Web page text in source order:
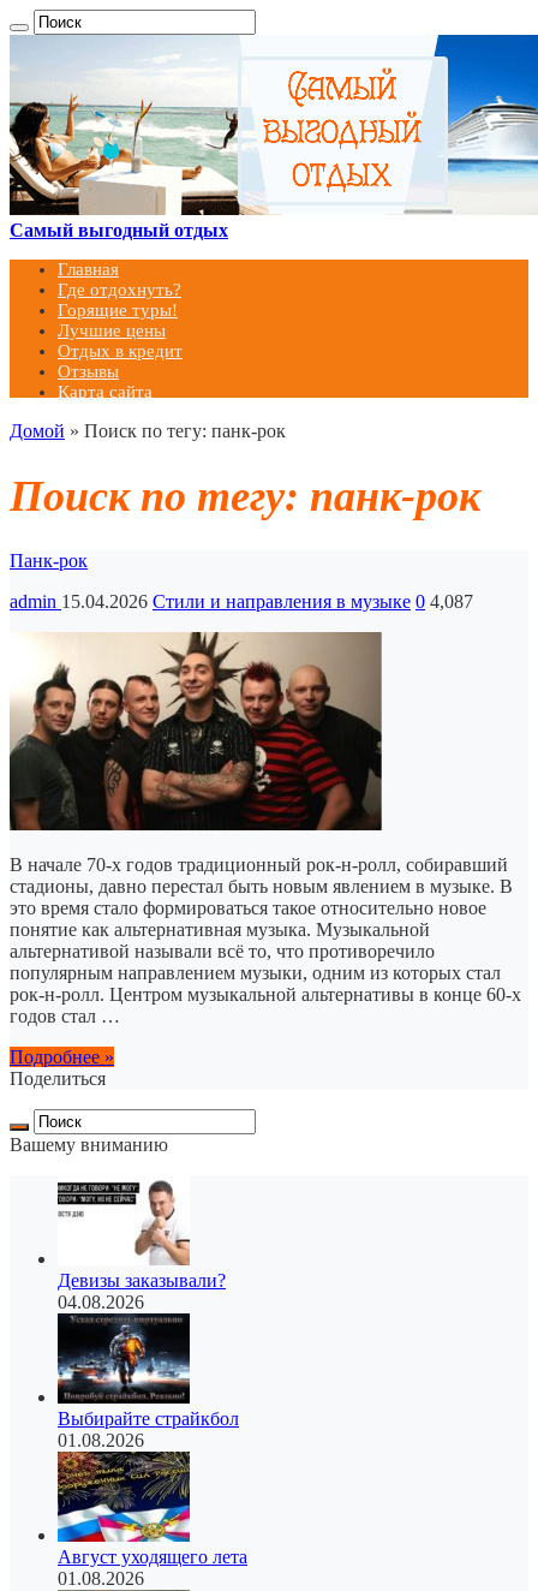
Самый выгодный отдых
Главная
Где отдохнуть?
Горящие туры!
Лучшие цены
Отдых в кредит
Отзывы
Карта сайта
Домой » Поиск по тегу: панк-рок
Поиск по тегу: панк-рок
Панк-рок
admin 15.04.2026 Стили и направления в музыке 0 4,087
В начале 70-х годов традиционный рок-н-ролл, собиравший
стадионы, давно перестал быть новым явлением в музыке. В
это время стало формироваться такое относительно новое
понятие как альтернативная музыка. Музыкальной
альтернативой называли всё то, что противоречило
популярным направлением музыки, одним из которых стал
рок-н-ролл. Центром музыкальной альтернативы в конце 60-х
годов стал …
Подробнее »
Поделиться
Вашему вниманию
Девизы заказывали?
04.08.2026
Выбирайте страйкбол
01.08.2026
Август уходящего лета
01.08.2026